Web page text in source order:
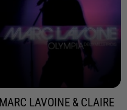
MARC LAVOINE & CLAIRE